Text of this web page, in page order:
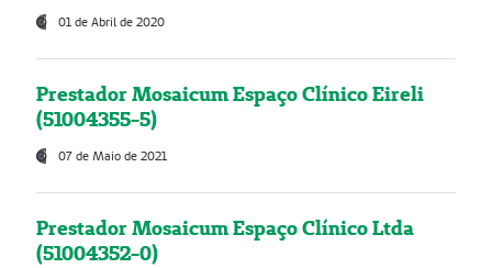
01 de Abril de 2020
Prestador Mosaicum Espaço Clínico Eireli
(51004355-5)
07 de Maio de 2021
Prestador Mosaicum Espaço Clínico Ltda
(51004352-0)